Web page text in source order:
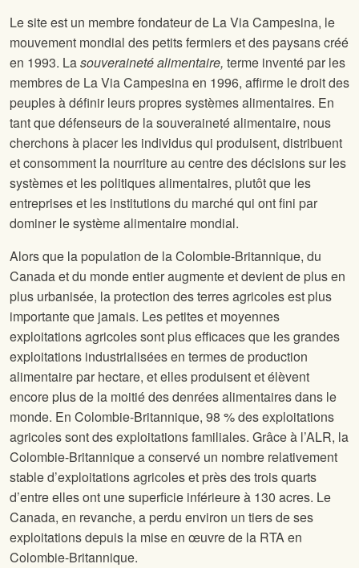
Le siteest un membre fondateur de La Via Campesina, le
mouvement mondial des petits fermiers et des paysans créé
en 1993. Lasouveraineté alimentaire, terme inventé par les
membres de La Via Campesina en 1996, affirme le droit des
peuples à définir leurs propres systèmes alimentaires. En
tant que défenseurs de la souveraineté alimentaire, nous
cherchons à placer les individus qui produisent, distribuent
et consomment la nourriture au centre des décisions sur les
systèmes et les politiques alimentaires, plutôt que les
entreprises et les institutions du marché qui ont fini par
dominer le système alimentaire mondial.
Alors que la population de la Colombie-Britannique, du
Canada et du monde entier augmente et devient de plus en
plus urbanisée, la protection des terres agricoles est plus
importante que jamais. Les petites et moyennes
exploitations agricoles sont plus efficaces que les grandes
exploitations industrialisées en termes de production
alimentaire par hectare, et elles produisent et élèvent
encore plus de la moitié des denrées alimentaires dans le
monde. En Colombie-Britannique, 98 % des exploitations
agricoles sont des exploitations familiales. Grâce à l’ALR, la
Colombie-Britannique a conservé un nombre relativement
stable d’exploitations agricoles et près des trois quarts
d’entre elles ont une superficie inférieure à 130 acres. Le
Canada, en revanche, a perdu environ un tiers de ses
exploitations depuis la mise en œuvre de la RTA en
Colombie-Britannique.